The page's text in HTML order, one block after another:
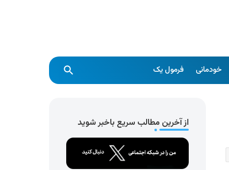
خودمانی فرمول یک
از آخرین مطالب سریع باخبر شوید